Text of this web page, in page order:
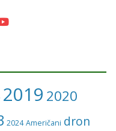
2019 2020
2024 Američani dron